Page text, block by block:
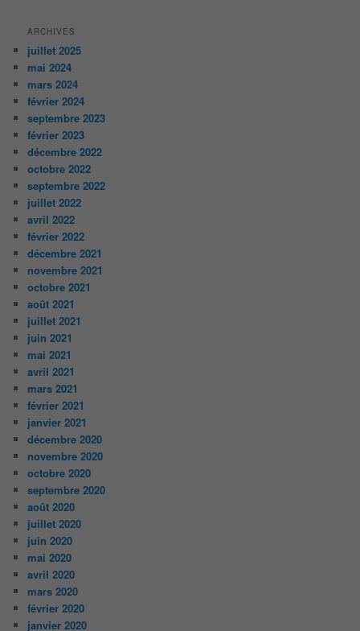
ARCHIVES
juillet 2025
mai 2024
mars 2024
février 2024
septembre 2023
février 2023
décembre 2022
octobre 2022
septembre 2022
juillet 2022
avril 2022
février 2022
décembre 2021
novembre 2021
octobre 2021
août 2021
juillet 2021
juin 2021
mai 2021
avril 2021
mars 2021
février 2021
janvier 2021
décembre 2020
novembre 2020
octobre 2020
septembre 2020
août 2020
juillet 2020
juin 2020
mai 2020
avril 2020
mars 2020
février 2020
janvier 2020